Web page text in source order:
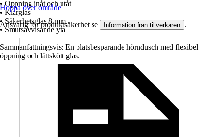
• Öppning inåt och utåt
• Klarglas
• Säkerhetsglas 8 mm
• Smutsavvisande yta
Sammanfattningsvis: En platsbesparande hörndusch med flexibel
öppning och lättskött glas.
Hoppa över område
Ansvarig för produktsäkerhet se Information från tillverkaren .